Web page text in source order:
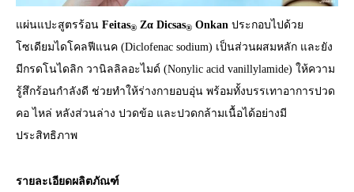
แผ่นแปะสูตรร้อน Feitas® Zα Dicsas® Onkan ประกอบไปด้วย
โซเดียมไดโคลฟีแนค (Diclofenac sodium) เป็นส่วนผสมหลัก และยัง
มีกรดโนไดลิก วานิลลิลอะไมด์ (Nonylic acid vanillylamide) ให้ความ
รู้สึกร้อนกำลังดี ช่วยทำให้ร่างกายอบอุ่น พร้อมทั้งบรรเทาอาการปวด
คอ ไหล่ หลังส่วนล่าง ปวดข้อ และปวดกล้ามเนื้อได้อย่างมี
ประสิทธิภาพ
รายละเอียดผลิตภัณฑ์